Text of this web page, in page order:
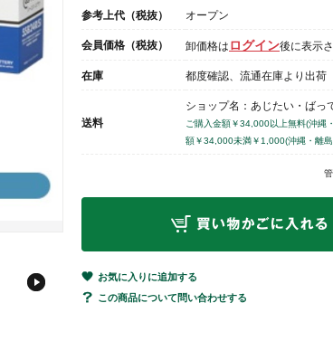
参考上代（税抜） オープン
会員価格（税抜） 卸価格は ログイン後に表示
在庫 都度確認、流通在庫より出荷
送料
ショップ名：あじたい・ばっ
ご購入金額￥34,000以上無料(沖縄
額￥34,000未満￥1,000(沖縄・離島
お気に入りに追加する
この商品について問い合わせする